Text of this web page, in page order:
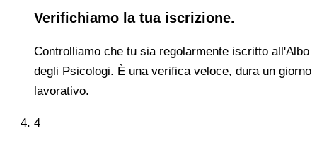
Verifichiamo la tua iscrizione.
Controlliamo che tu sia regolarmente iscritto all'Albo
degli Psicologi. È una verifica veloce, dura un giorno
lavorativo.
4